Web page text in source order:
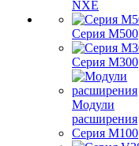
NXE
Серия M500
Серия M300
Модули
расширения
Серия M100